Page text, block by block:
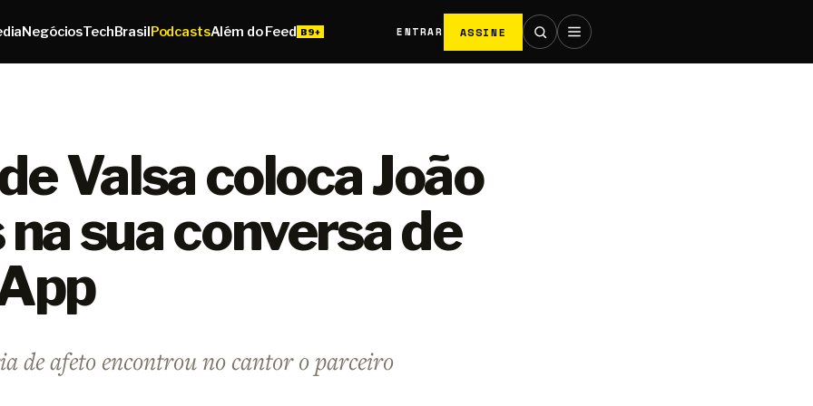
NegóciosTechBrasilPodcastsAlém do Feed ENTRAR ASSINE
Valsa coloca João
sua conversa de
de afeto encontrou no cantor o parceiro